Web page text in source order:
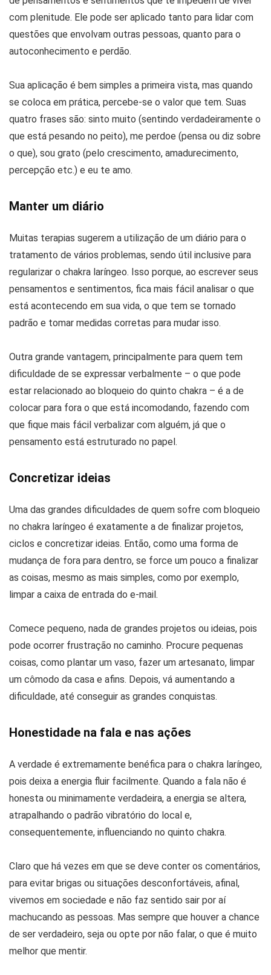
com plenitude. Ele pode ser aplicado tanto para lidar com
questões que envolvam outras pessoas, quanto para o
autoconhecimento e perdão.
Sua aplicação é bem simples a primeira vista, mas quando
se coloca em prática, percebe-se o valor que tem. Suas
quatro frases são: sinto muito (sentindo verdadeiramente o
que está pesando no peito), me perdoe (pensa ou diz sobre
o que), sou grato (pelo crescimento, amadurecimento,
percepção etc.) e eu te amo.
Manter um diário
Muitas terapias sugerem a utilização de um diário para o
tratamento de vários problemas, sendo útil inclusive para
regularizar o chakra laríngeo. Isso porque, ao escrever seus
pensamentos e sentimentos, fica mais fácil analisar o que
está acontecendo em sua vida, o que tem se tornado
padrão e tomar medidas corretas para mudar isso.
Outra grande vantagem, principalmente para quem tem
dificuldade de se expressar verbalmente – o que pode
estar relacionado ao bloqueio do quinto chakra – é a de
colocar para fora o que está incomodando, fazendo com
que fique mais fácil verbalizar com alguém, já que o
pensamento está estruturado no papel.
Concretizar ideias
Uma das grandes dificuldades de quem sofre com bloqueio
no chakra laríngeo é exatamente a de finalizar projetos,
ciclos e concretizar ideias. Então, como uma forma de
mudança de fora para dentro, se force um pouco a finalizar
as coisas, mesmo as mais simples, como por exemplo,
limpar a caixa de entrada do e-mail.
Comece pequeno, nada de grandes projetos ou ideias, pois
pode ocorrer frustração no caminho. Procure pequenas
coisas, como plantar um vaso, fazer um artesanato, limpar
um cômodo da casa e afins. Depois, vá aumentando a
dificuldade, até conseguir as grandes conquistas.
Honestidade na fala e nas ações
A verdade é extremamente benéfica para o chakra laríngeo,
pois deixa a energia fluir facilmente. Quando a fala não é
honesta ou minimamente verdadeira, a energia se altera,
atrapalhando o padrão vibratório do local e,
consequentemente, influenciando no quinto chakra.
Claro que há vezes em que se deve conter os comentários,
para evitar brigas ou situações desconfortáveis, afinal,
vivemos em sociedade e não faz sentido sair por aí
machucando as pessoas. Mas sempre que houver a chance
de ser verdadeiro, seja ou opte por não falar, o que é muito
melhor que mentir.